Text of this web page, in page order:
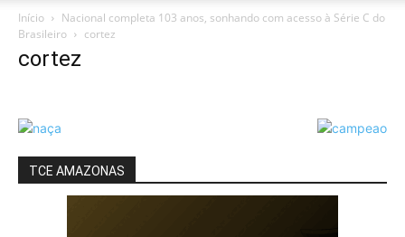
Início
Nacional completa 103 anos, sonhando com acesso à Série C do
Brasileiro
cortez
cortez
TCE AMAZONAS